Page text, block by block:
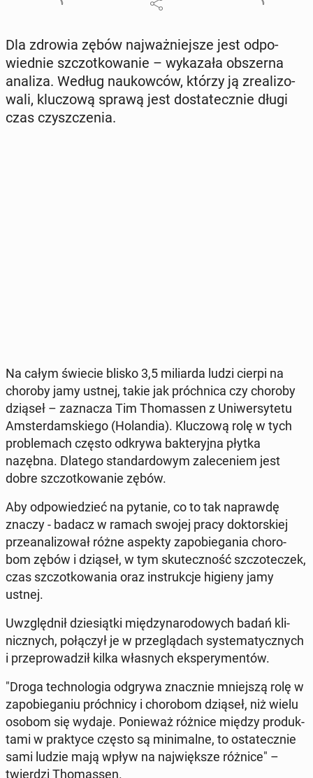
Dla zdrowia zębów naj­waż­niej­sze jest od­po­
wied­nie szczot­ko­wa­nie – wy­ka­za­ła ob­szer­na
analiza. Według na­ukow­ców, którzy ją zre­ali­zo­
wa­li, klu­czo­wą sprawą jest do­sta­tecz­nie długi
czas czysz­cze­nia.
Na całym świecie blisko 3,5 mi­liar­da ludzi cierpi na
choroby jamy ustnej, takie jak próch­ni­ca czy choroby
dziąseł – za­zna­cza Tim Tho­mas­sen z Uni­wer­sy­te­tu
Am­ster­dam­skie­go (Ho­lan­dia). Klu­czo­wą rolę w tych
pro­ble­mach często odkrywa bak­te­ryj­na płytka
nazębna. Dlatego stan­dar­do­wym za­le­ce­niem jest
dobre szczot­ko­wa­nie zębów.
Aby od­po­wie­dzieć na pytanie, co to tak na­praw­dę
znaczy - badacz w ramach swojej pracy dok­tor­skiej
prze­ana­li­zo­wał różne aspekty za­po­bie­ga­nia cho­ro­
bom zębów i dziąseł, w tym sku­tecz­ność szczo­te­czek,
czas szczot­ko­wa­nia oraz in­struk­cje higieny jamy
ustnej.
Uwzględ­nił dzie­siąt­ki mię­dzy­na­ro­do­wych badań kli­
nicz­nych, po­łą­czył je w prze­glą­dach sys­te­ma­tycz­nych
i prze­pro­wa­dził kilka wła­snych eks­pe­ry­men­tów.
"Droga tech­no­lo­gia odgrywa znacz­nie mniej­szą rolę w
za­po­bie­ga­niu próch­ni­cy i cho­ro­bom dziąseł, niż wielu
osobom się wydaje. Po­nie­waż różnice między pro­duk­
ta­mi w prak­ty­ce często są mi­ni­mal­ne, to osta­tecz­nie
sami ludzie mają wpływ na naj­więk­sze różnice" –
twier­dzi Tho­mas­sen.